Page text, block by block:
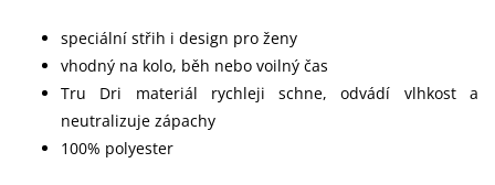
speciální střih i design pro ženy
vhodný na kolo, běh nebo voilný čas
Tru Dri materiál rychleji schne, odvádí vlhkost a
neutralizuje zápachy
100% polyester